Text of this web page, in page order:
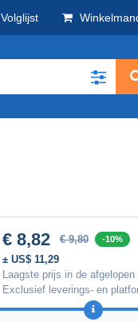
Volglijst
€ 8,82 € 9,80 -10%
± US$ 11,29
Laagste prijs in de
Exclusief leverings- en